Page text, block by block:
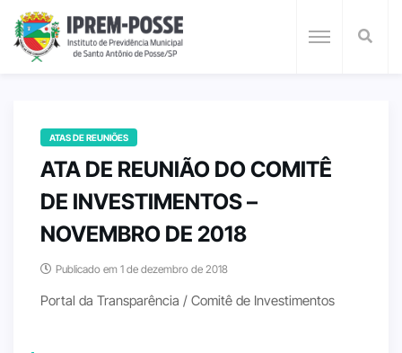
ATAS DE REUNIÕES
ATA DE REUNIÃO DO COMITÊ
DE INVESTIMENTOS –
NOVEMBRO DE 2018
Publicado em 1 de dezembro de 2018
Portal da Transparência / Comitê de Investimentos